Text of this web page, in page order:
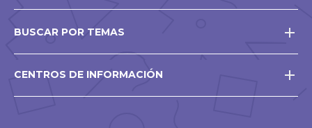
BUSCAR POR TEMAS
CENTROS DE INFORMACIÓN